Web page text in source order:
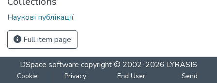
Наукові публікації
Full item page
DSpace software copyright © 2002-2026 LYRASIS
Cookie
Privacy
End User
Send